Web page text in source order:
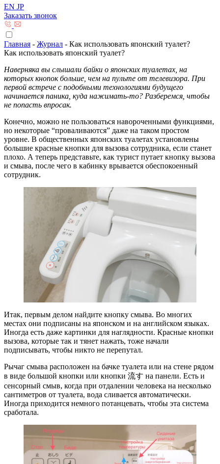
EN JP
Заказать звонок
Главная - Журнал - Как использовать японский туалет?
Как использовать японский туалет?
Наверняка вы слышали байки о японских туалетах, на
которых кнопок больше, чем на пульте от телевизора. При
первой встрече с подобными технологиями будущего
начинается паника, куда нажимать-то? Разберемся, чтобы
не попасть впросак.
Конечно, можно не пользоваться навороченными функциями,
но некоторые “проваливаются” даже на таком простом
уровне. В общественных японских туалетах установлены
большие красные кнопки для вызова сотрудника, если станет
плохо. А теперь представьте, как турист путает кнопку вызова
и смыва, после чего в кабинку врывается обеспокоенный
сотрудник.
Итак, первым делом найдите кнопку смыва. Во многих
местах они подписаны на японском и на английском языках.
Иногда есть даже картинки для наглядности. Красные кнопки
вызова, которые так и тянет нажать, тоже начали
подписывать, чтобы никто не перепутал.
Рычаг смыва расположен на бачке туалета или на стене рядом
в виде большой кнопки или кнопки 流す на панели. Есть и
сенсорный смыв, когда при отдалении человека на несколько
сантиметров от туалета, вода сливается автоматически.
Иногда приходится немного потанцевать, чтобы эта система
сработала.